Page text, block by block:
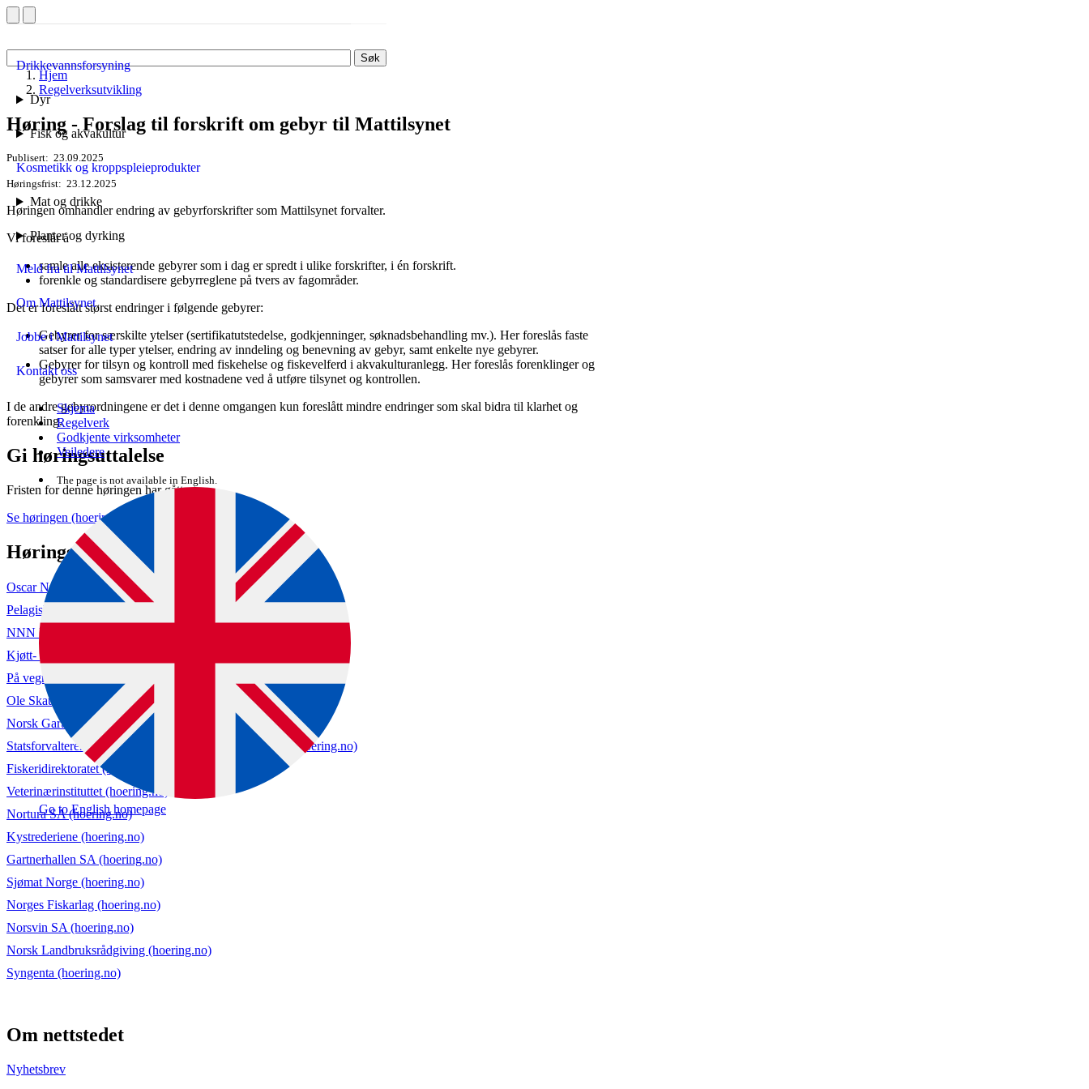
Søk
Drikkevannsforsyning
Dyr
Fisk og akvakultur
Kosmetikk og kroppspleieprodukter
Mat og drikke
Planter og dyrking
Meld fra til Mattilsynet
Om Mattilsynet
Jobbe i Mattilsynet
Kontakt oss
Skjema
Regelverk
Godkjente virksomheter
Veiledere
The page is not available in English.
Go to English homepage
Hjem
Regelverksutvikling
Høring - Forslag til forskrift om gebyr til Mattilsynet
Publisert 23.09.2025
Høringsfrist 23.12.2025
Høringen omhandler endring av gebyrforskrifter som Mattilsynet forvalter.
Vi foreslår å
samle alle eksisterende gebyrer som i dag er spredt i ulike forskrifter, i én forskrift.
forenkle og standardisere gebyrreglene på tvers av fagområder.
Det er foreslått størst endringer i følgende gebyrer:
Gebyrer for særskilte ytelser (sertifikatutstedelse, godkjenninger, søknadsbehandling mv.). Her foreslås faste
satser for alle typer ytelser, endring av inndeling og benevning av gebyr, samt enkelte nye gebyrer.
Gebyrer for tilsyn og kontroll med fiskehelse og fiskevelferd i akvakulturanlegg. Her foreslås forenklinger og
gebyrer som samsvarer med kostnadene ved å utføre tilsynet og kontrollen.
I de andre gebyrordningene er det i denne omgangen kun foreslått mindre endringer som skal bidra til klarhet og
forenkling.
Gi høringsuttalelse
Fristen for denne høringen har gått ut.
Se høringen (hoering.no)
Høringssvar
Oscar Nyhus (hoering.no)
Pelagisk Forening (hoering.no)
NNN Forbund (hoering.no)
Kjøtt- og fjørfebransjens Landsforbund (hoering.no)
På vegne av avd BioLab ved Nofima. (hoering.no)
Ole Skaug, Ole Skaug (hoering.no)
Norsk Gartnerforbund (hoering.no)
Statsforvalteren i Østfold, Buskerud, Oslo og Akershus. (hoering.no)
Fiskeridirektoratet (hoering.no)
Veterinærinstituttet (hoering.no)
Nortura SA (hoering.no)
Kystrederiene (hoering.no)
Gartnerhallen SA (hoering.no)
Sjømat Norge (hoering.no)
Norges Fiskarlag (hoering.no)
Norsvin SA (hoering.no)
Norsk Landbruksrådgiving (hoering.no)
Syngenta (hoering.no)
Om nettstedet
Nyhetsbrev